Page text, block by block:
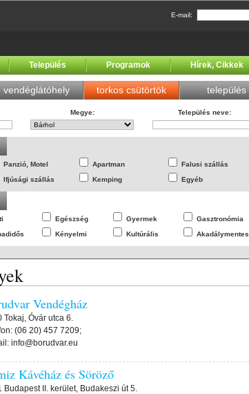
E-mail:
Település Programok Hírek, Cikkek
vendéglátóhely torkos csütörtök település
Megye: Település neve:
Panzió, Motel Apartman
Falusi szállás
Ifjúsági szállás Kemping Egyéb
Egészség Gyermek
Gasztronómia
Kényelmi Kultúrális Akadálymentes
Vendégház
Tokaj, Óvár utca 6.
(06 20) 457 7209;
info@borudvar.eu
Kávéház és Söröző
Budapest II. kerület, Budakeszi út 5.